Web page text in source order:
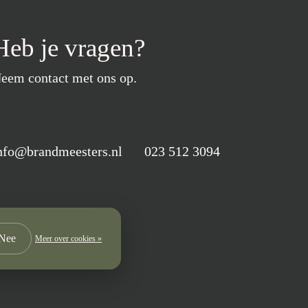
je vragen?
contact met ons op.
023 512 3094
Meer over cookies »